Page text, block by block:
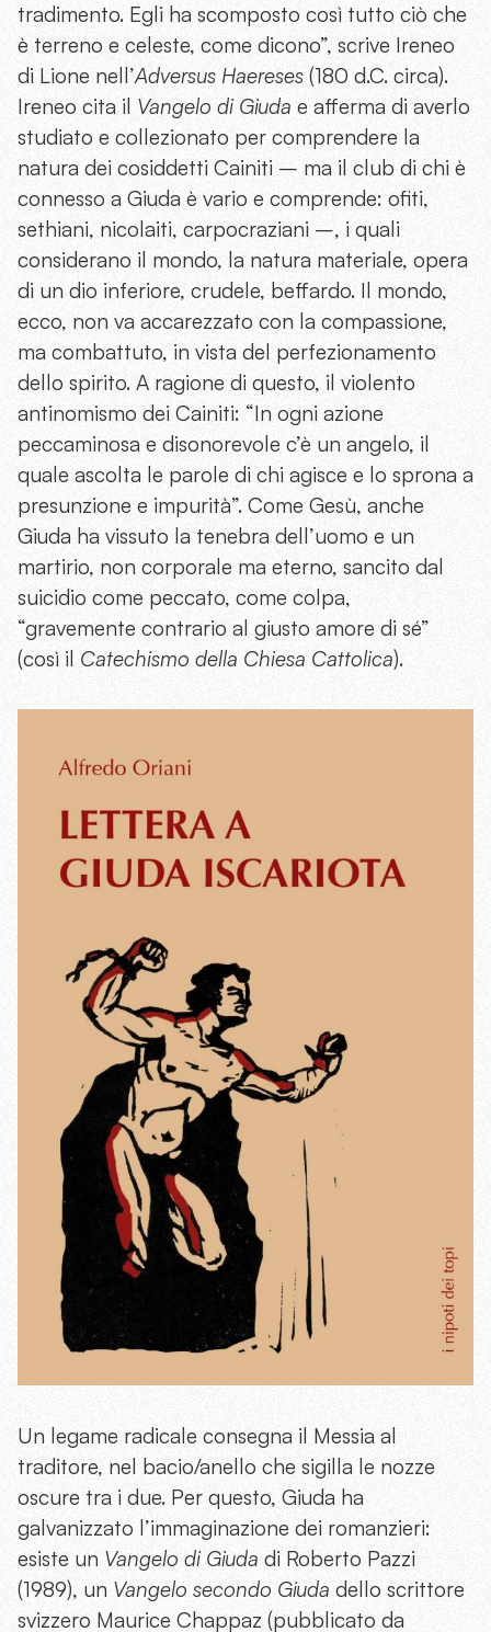
tradimento. Egli ha scomposto così tutto ciò che
è terreno e celeste, come dicono”, scrive Ireneo
di Lione nell’Adversus Haereses (180 d.C. circa).
Ireneo cita il Vangelo di Giuda e afferma di averlo
studiato e collezionato per comprendere la
natura dei cosiddetti Cainiti – ma il club di chi è
connesso a Giuda è vario e comprende: ofiti,
sethiani, nicolaiti, carpocraziani –, i quali
considerano il mondo, la natura materiale, opera
di un dio inferiore, crudele, beffardo. Il mondo,
ecco, non va accarezzato con la compassione,
ma combattuto, in vista del perfezionamento
dello spirito. A ragione di questo, il violento
antinomismo dei Cainiti: “In ogni azione
peccaminosa e disonorevole c’è un angelo, il
quale ascolta le parole di chi agisce e lo sprona a
presunzione e impurità”. Come Gesù, anche
Giuda ha vissuto la tenebra dell’uomo e un
martirio, non corporale ma eterno, sancito dal
suicidio come peccato, come colpa,
“gravemente contrario al giusto amore di sé”
(così il Catechismo della Chiesa Cattolica).
Un legame radicale consegna il Messia al
traditore, nel bacio/anello che sigilla le nozze
oscure tra i due. Per questo, Giuda ha
galvanizzato l’immaginazione dei romanzieri:
esiste un Vangelo di Giuda di Roberto Pazzi
(1989), un Vangelo secondo Giuda dello scrittore
svizzero Maurice Chappaz (pubblicato da